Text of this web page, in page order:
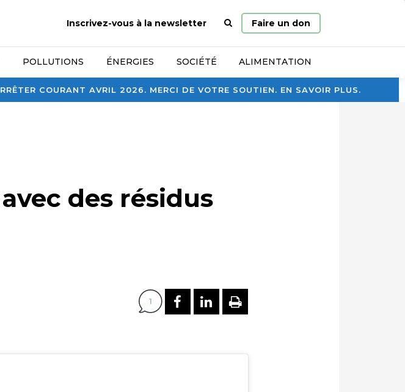
COURANT AVRIL 2026. MERCI DE VOTRE SOUTIEN. EN SAVOIR PLUS.
Inscrivez-vous à la newsletter
Page
d’accueil
Faire un don
POLLUTIONS ÉNERGIES SOCIÉTÉ ALIMENTATION
des résidus
1 PARTAGER SUR FACEBOOK
PARTAGER SUR
IMPRIMER